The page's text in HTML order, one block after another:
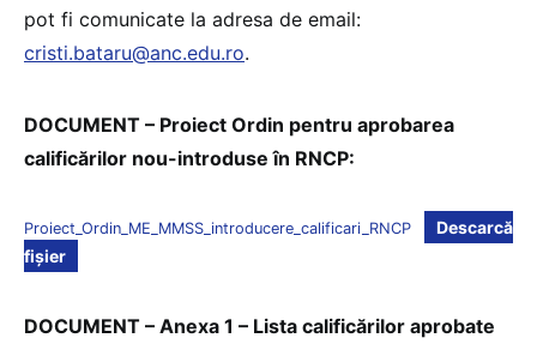
pot fi comunicate la adresa de email:
cristi.bataru@anc.edu.ro.
DOCUMENT – Proiect Ordin pentru aprobarea
calificărilor nou-introduse în RNCP:
Proiect_Ordin_ME_MMSS_introducere_calificari_RNCP
Descarcă
fișier
DOCUMENT – Anexa 1 – Lista calificărilor aprobate